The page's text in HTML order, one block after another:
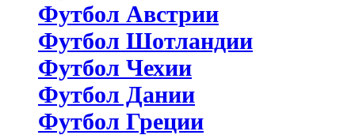
Футбол Австрии
Футбол Шотландии
Футбол Чехии
Футбол Дании
Футбол Греции